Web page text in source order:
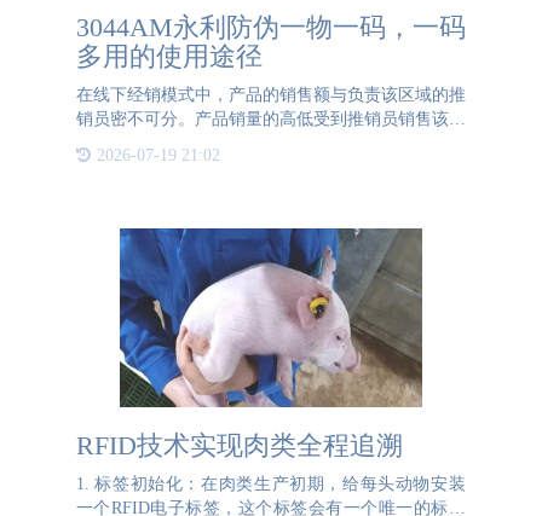
3044AM永利防伪一物一码，一码
多用的使用途径
在线下经销模式中，产品的销售额与负责该区域的推
销员密不可分。产品销量的高低受到推销员销售该商
销量的提升，反之，冷漠消极的销售态度将会导致产
2026-07-19 21:02
RFID技术实现肉类全程追溯
1. 标签初始化：在肉类生产初期，给每头动物安装
一个RFID电子标签，这个标签会有一个唯一的标识